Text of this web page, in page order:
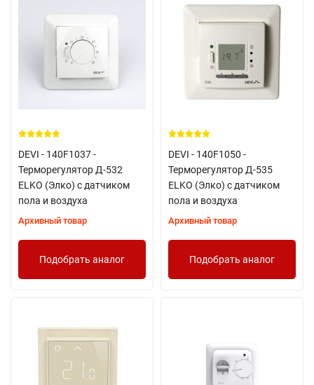
DEVI - 140F1037 -
Терморегулятор Д-532
ELKO (Элко) с датчиком
пола и воздуха
Архивный товар
Подобрать аналог
DEVI - 140F1050 -
Терморегулятор Д-535
ELKO (Элко) с датчиком
пола и воздуха
Архивный товар
Подобрать аналог